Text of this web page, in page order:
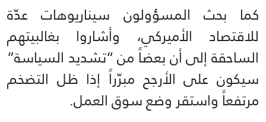
كما بحث المسؤولون سيناريوهات عدّة
للاقتصاد الأميركي، وأشاروا بغالبيتهم
الساحقة إلى أن بعضاً من “تشديد السياسة”
سيكون على الأرجح مبرّراً إذا ظل التضخم
مرتفعاً واستقر وضع سوق العمل.